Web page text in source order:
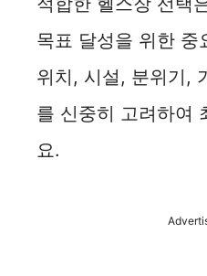
목표 달성을 위한 중
위치, 시설, 분위기,
를 신중히 고려하여
요.